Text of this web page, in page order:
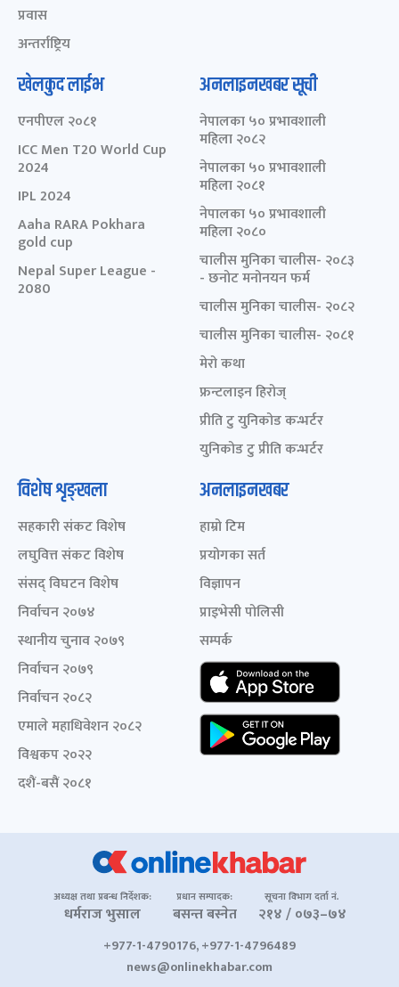
प्रवास
अन्तर्राष्ट्रिय
खेलकुद लाईभ
एनपीएल २०८१
ICC Men T20 World Cup
2024
IPL 2024
Aaha RARA Pokhara
gold cup
Nepal Super League -
2080
अनलाइनखबर सूची
नेपालका ५० प्रभावशाली
महिला २०८२
नेपालका ५० प्रभावशाली
महिला २०८१
नेपालका ५० प्रभावशाली
महिला २०८०
चालीस मुनिका चालीस- २०८३
- छनोट मनोनयन फर्म
चालीस मुनिका चालीस- २०८२
चालीस मुनिका चालीस- २०८१
मेरो कथा
फ्रन्टलाइन हिरोज्
प्रीति टु युनिकोड कन्भर्टर
युनिकोड टु प्रीति कन्भर्टर
विशेष शृङ्खला
सहकारी संकट विशेष
लघुवित्त संकट विशेष
संसद् विघटन विशेष
निर्वाचन २०७४
स्थानीय चुनाव २०७९
निर्वाचन २०७९
निर्वाचन २०८२
एमाले महाधिवेशन २०८२
विश्वकप २०२२
दशैं-बसैं २०८१
अनलाइनखबर
हाम्रो टिम
प्रयोगका सर्त
विज्ञापन
प्राइभेसी पोलिसी
सम्पर्क
अध्यक्ष तथा प्रबन्ध निर्देशक:
धर्मराज भुसाल
प्रधान सम्पादक:
बसन्त बस्नेत
सूचना विभाग दर्ता नं.
२१४ / ०७३–७४
+977-1-4790176, +977-1-4796489
news@onlinekhabar.com